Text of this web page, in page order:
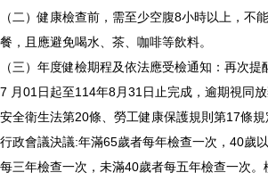
（二）健康檢查前，需至少空腹8小時以上，不
餐，且應避免喝水、茶、咖啡等飲料。
（三）年度健檢期程及依法應受檢通知：再次
7 月01日起至114年8月31日止完成，逾期視同
安全衛生法第20條、勞工健康保護規則第17條
行政會議決議:年滿65歲者每年檢查一次，40歲
每三年檢查一次，未滿40歲者每五年檢查一次。